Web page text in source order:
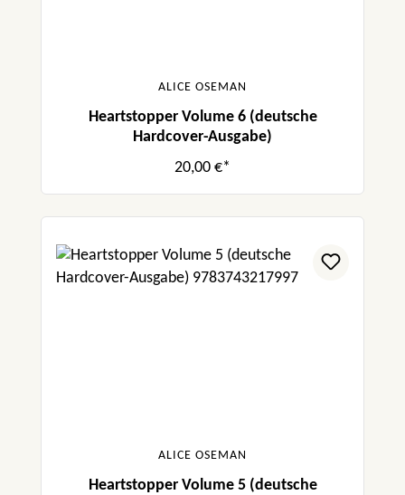
ALICE OSEMAN
Heartstopper Volume 6 (deutsche
Hardcover-Ausgabe)
20,00 €*
ALICE OSEMAN
Heartstopper Volume 5 (deutsche